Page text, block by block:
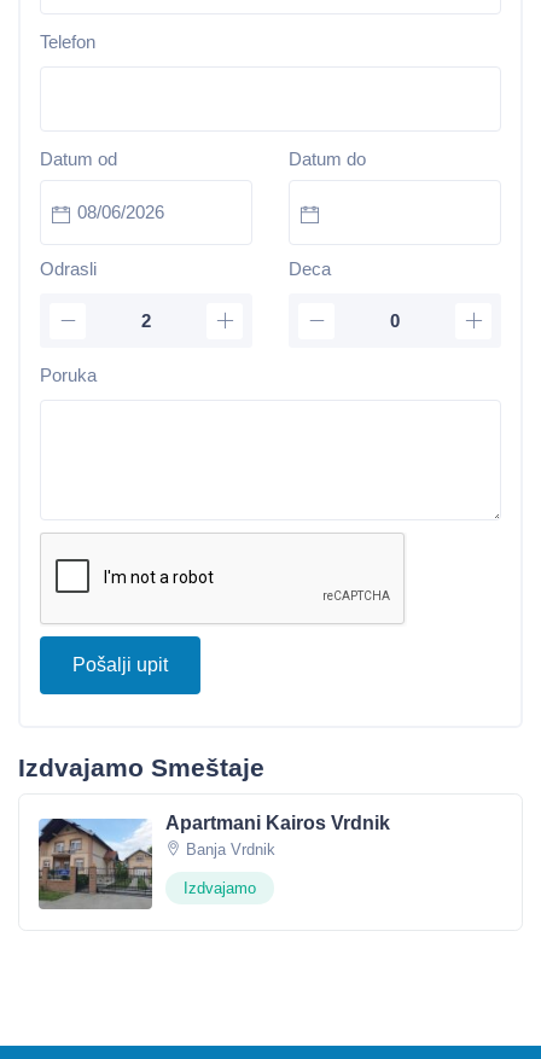
Telefon
Datum od Datum do
Odrasli Deca
Poruka
Pošalji upit
Izdvajamo Smeštaje
Apartmani Kairos Vrdnik
Banja Vrdnik
Izdvajamo